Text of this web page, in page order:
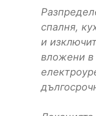
спалня,
и
вложени в